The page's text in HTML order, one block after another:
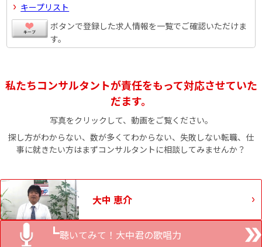
キープリスト
ボタンで登録した求人情報を一覧でご確認いただけま
す。
私たちコンサルタントが責任をもって対応させていた
だます。
写真をクリックして、動画をご覧ください。
探し方がわからない、数が多くてわからない、失敗しない転職、仕
事に就きたい方はまずコンサルタントに相談してみませんか？
大中 恵介
聴いてみて！大中君の歌唱力